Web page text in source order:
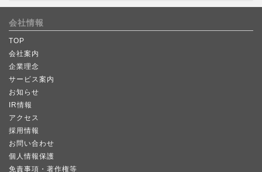
会社情報
TOP
会社案内
企業理念
サービス案内
お知らせ
IR情報
アクセス
採用情報
お問い合わせ
個人情報保護
免責事項・著作権等